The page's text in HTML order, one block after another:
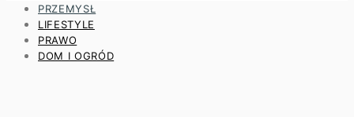
PRZEMYSŁ
LIFESTYLE
PRAWO
DOM I OGRÓD